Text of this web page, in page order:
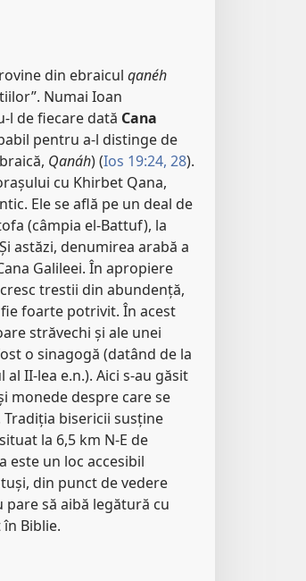
din ebraicul qanéh
Numai Ioan
l de fiecare dată Cana
pentru a-l distinge de
Qanáh) (Ios 19:24, 28).
cu Khirbet Qana,
Ele se află pe un deal de
(câmpia el-Battuf), la
astăzi, denumirea arabă a
Galileei. În apropiere
trestii din abundență,
fie foarte potrivit. În acest
străvechi și ale unei
o sinagogă (datând de la
II-lea e.n.). Aici s-au găsit
monede despre care se
Tradiția bisericii susține
la 6,5 km N-E de
este un loc accesibil
din punct de vedere
pare să aibă legătură cu
în Biblie.